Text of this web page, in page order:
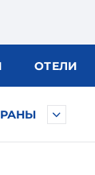
ОТЕЛИ